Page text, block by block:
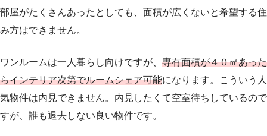
部屋がたくさんあったとしても、面積が広くないと希望する住
み方はできません。
ワンルームは一人暮らし向けですが、 専有面積が４０㎡あった
らインテリア次第でルームシェア可能になります。こういう人
気物件は内見できません。内見したくて空室待ちしているので
すが、誰も退去しない良い物件です。